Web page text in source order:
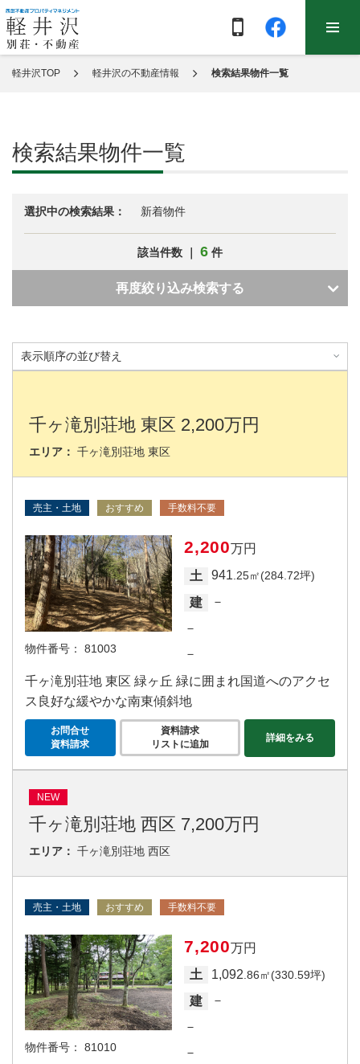
軽井沢TOP 軽井沢の不動産情報 検索結果物件一覧
検索結果物件一覧
選択中の検索結果： 新着物件
該当件数 ｜ 6 件
再度絞り込み検索する
千ヶ滝別荘地 東区 2,200万円
エリア： 千ヶ滝別荘地 東区
売主・土地 おすすめ 手数料不要
物件番号： 81003
2,200万円
土
941 .25㎡(284.72坪)
建
－
－
－
千ヶ滝別荘地 東区 緑ヶ丘 緑に囲まれ国道へのアクセ
ス良好な緩やかな南東傾斜地
お問合せ
資料請求
資料請求
リストに追加
詳細をみる
千ヶ滝別荘地 西区 7,200万円
NEW
エリア： 千ヶ滝別荘地 西区
売主・土地 おすすめ 手数料不要
物件番号： 81010
7,200万円
土
1,092 .86㎡(330.59坪)
建
－
－
－